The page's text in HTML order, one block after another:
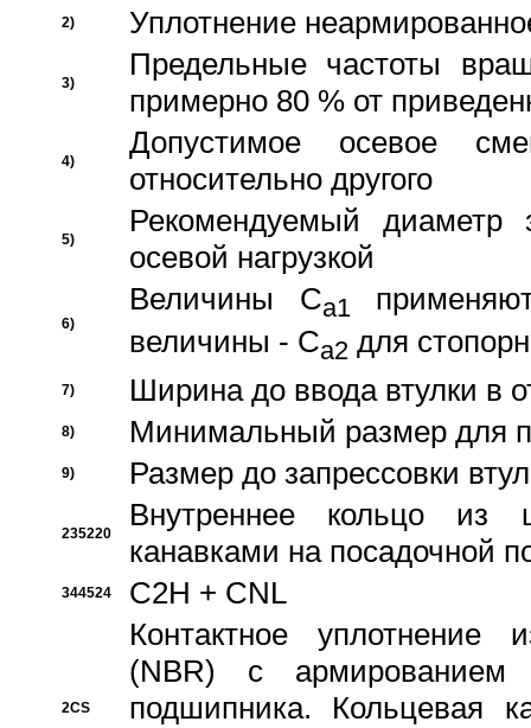
2) Уплотнение
3)
Предельные частоты
примерно 80 % от
4)
Допустимое осевое
относительно другого
5)
Рекомендуемый диаметр
осевой нагрузкой
6)
Величины Ca1
величины - Ca2 для
7) Ширина до ввода втулки в
8) Минимальный размер для
9) Размер до запрессовки
235220
Внутреннее кольцо из
канавками на посадочной
344524 C2H + CNL
2CS
Контактное уплотнение
(NBR) с
подшипника. Кольцевая